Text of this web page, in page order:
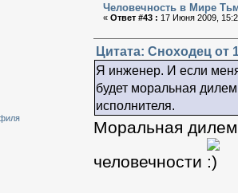
Человечность в Мире
«Ответ #43 : 17 Июня 2009,
Цитата: Сноходец от
Я инженер. И если
будет моральная
исполнителя.
Моральная
человечности